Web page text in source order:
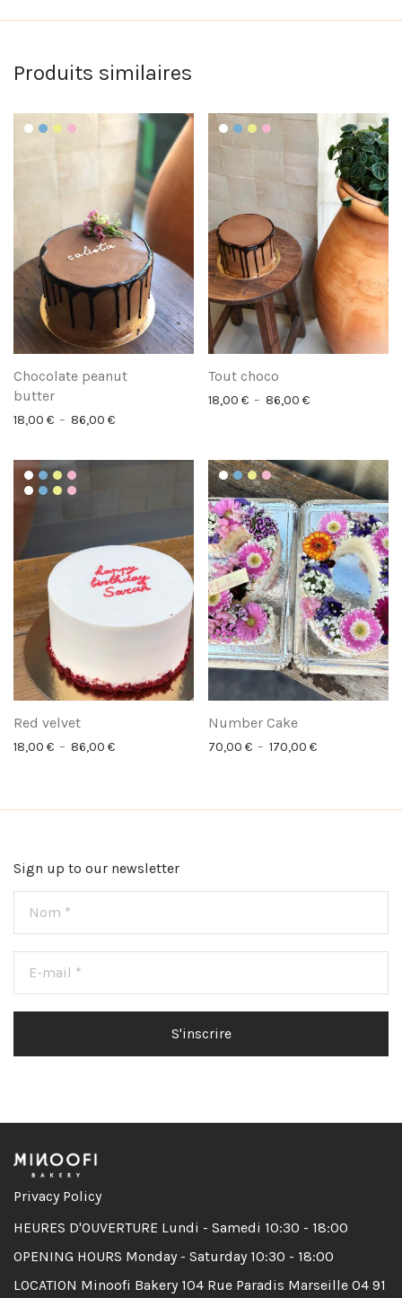
Produits similaires
Chocolate peanut
butter
18,00 € – 86,00 €Plage de prix : 18,00 € à 86,00 €
Tout choco
18,00 € – 86,00 €Plage de prix :
Red velvet
18,00 € – 86,00 €Plage de prix : 18,00 € à 86,00 €
Number Cake
70,00 € – 170,00 €Plage de prix :
Sign up to our newsletter
Privacy Policy
HEURES D'OUVERTURE Lundi - Samedi 10:30 - 18:00
OPENING HOURS Monday - Saturday 10:30 - 18:00
LOCATION Minoofi Bakery 104 Rue Paradis Marseille 04 91